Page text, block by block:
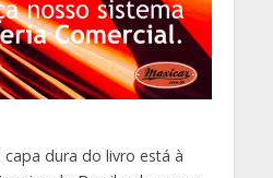
dura do livro está à